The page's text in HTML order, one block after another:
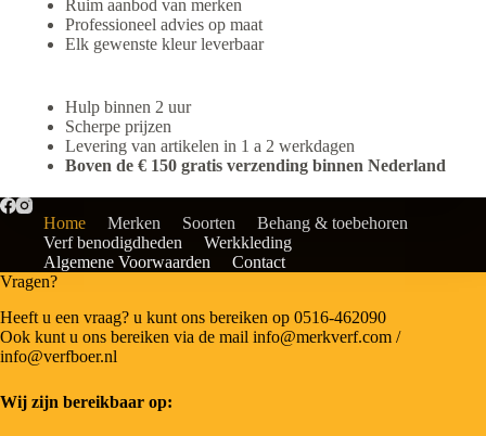
Ruim aanbod van merken
Professioneel advies op maat
Elk gewenste kleur leverbaar
Hulp binnen 2 uur
Scherpe prijzen
Levering van artikelen in 1 a 2 werkdagen
Boven de € 150 gratis verzending binnen Nederland
Home Merken Soorten
Behang & toebehoren
Verf benodigdheden
Werkkleding
Algemene Voorwaarden
Contact
Vragen?
Heeft u een vraag? u kunt ons bereiken op 0516-462090
Ook kunt u ons bereiken via de mail info@merkverf.com /
info@verfboer.nl
Wij zijn bereikbaar op: